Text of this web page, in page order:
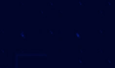
mungojë zilja